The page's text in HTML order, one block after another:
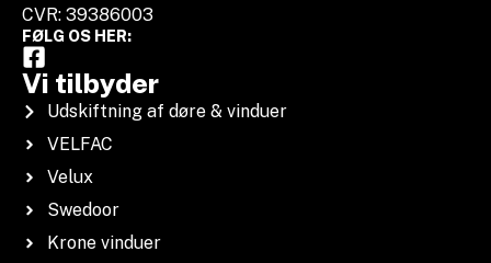
CVR: 39386003
FØLG OS HER:
Vi tilbyder
Udskiftning af døre & vinduer
VELFAC
Velux
Swedoor
Krone vinduer